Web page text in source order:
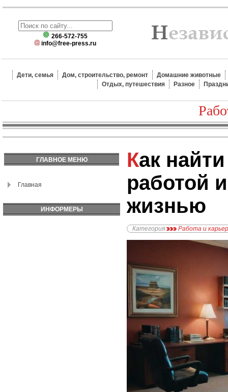
266-572-755
info@free-press.ru
Дети, семья Дом, строительство, ремонт
Домашние животные
Отдых, путешествия
Разное
ГЛАВНОЕ МЕНЮ
Главная
ИНФОРМЕРЫ
Как найти баланс между
работой
жизнью
Категория Работа и